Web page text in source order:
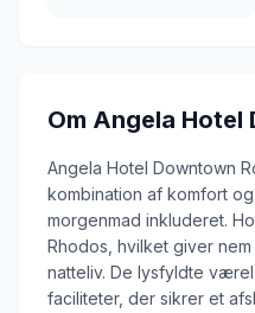
Om Angela Hotel
Angela Hotel Downtown
kombination af komfort
morgenmad inkluderet.
Rhodos, hvilket giver
natteliv. De lysfyldte
faciliteter, der sikrer et